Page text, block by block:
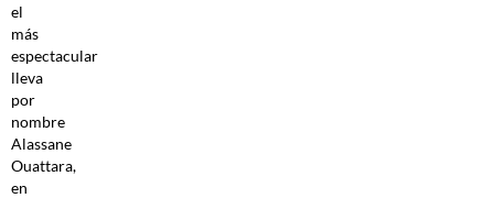
el
más
espectacular
lleva
por
nombre
Alassane
Ouattara,
en